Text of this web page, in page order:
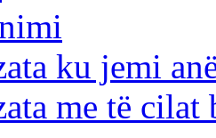
ku jemi
me të cilat